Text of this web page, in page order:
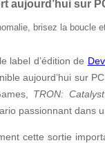
aujourd’hui sur
brisez la boucle
le label d’édition de
aujourd’hui sur
TRON: Catalyst
passionnant
cette sortie